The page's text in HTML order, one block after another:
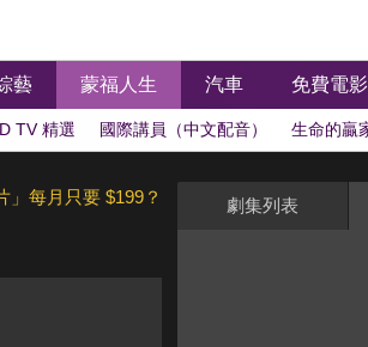
藝 蒙福人生 汽車 免費電影
TV 精選 國際講員（中文配音） 生命的贏
」每月只要 $199？ 劇集列表